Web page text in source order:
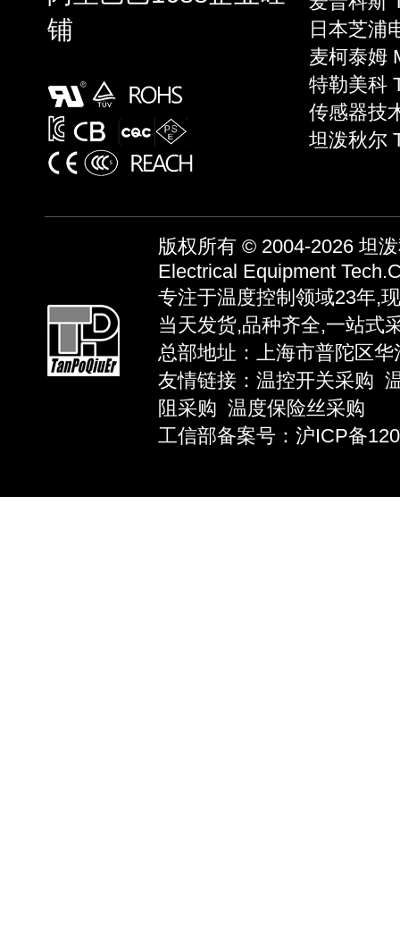
铺
日本芝浦
麦柯泰姆
特勒美科
传感器技
坦泼秋尔
版权所有 © 2004-2026 坦
Electrical Equipment
专注于温度控制领域23年,
当天发货,品种齐全,一站式
总部地址：上海市普陀区
友情链接： 温控开关采购
阻采购 温度保险丝采购
工信部备案号：沪ICP备